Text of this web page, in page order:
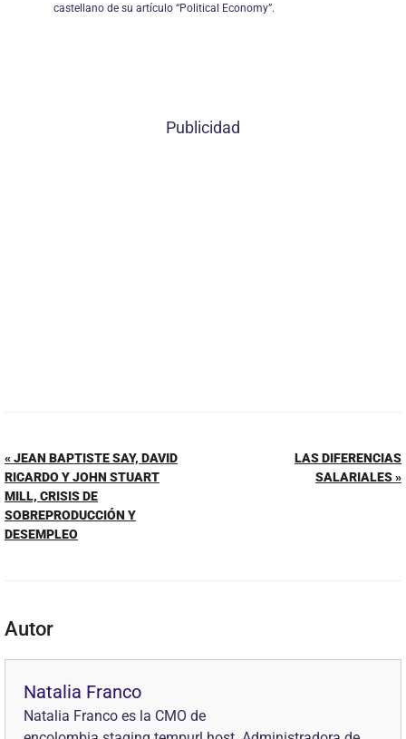
castellano de su artículo “Political Economy”.
Publicidad
« JEAN BAPTISTE SAY, DAVID
RICARDO Y JOHN STUART
MILL, CRISIS DE
SOBREPRODUCCIÓN Y
DESEMPLEO
LAS DIFERENCIAS
SALARIALES »
Autor
Natalia Franco
Natalia Franco es la CMO de